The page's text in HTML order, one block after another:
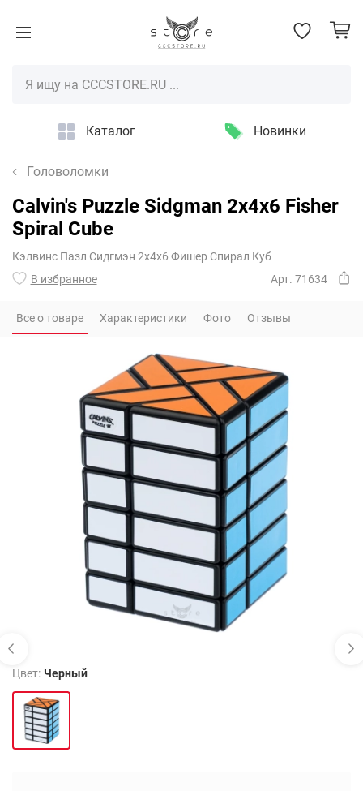
Каталог Новинки
Головоломки
Calvin's Puzzle Sidgman 2x4x6 Fisher
Spiral Cube
Кэлвинс Пазл Сидгмэн 2х4х6 Фишер Спирал Куб
В избранное
Арт. 71634
Все о товаре Характеристики Фото Отзывы
Цвет: Черный